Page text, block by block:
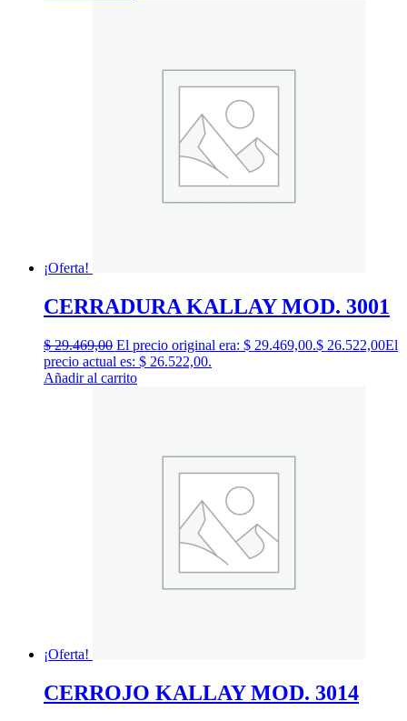
¡Oferta!
CERRADURA KALLAY MOD. 3001
$29.469,00 El precio original era: $ 29.469,00.$ 26.522,00El
precio actual es: $ 26.522,00.
Añadir al carrito
¡Oferta!
CERROJO KALLAY MOD. 3014